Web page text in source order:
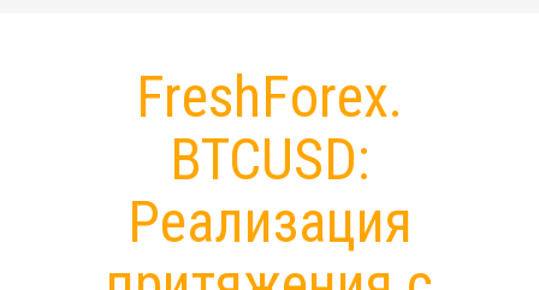
FreshForex.
BTCUSD:
Реализация